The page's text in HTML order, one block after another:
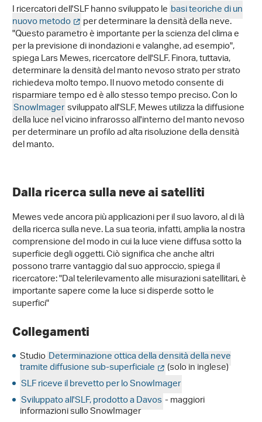
I ricercatori dell'SLF hanno sviluppato le basi teoriche di un
nuovo metodo per determinare la densità della neve.
"Questo parametro è importante per la scienza del clima e
per la previsione di inondazioni e valanghe, ad esempio",
spiega Lars Mewes, ricercatore dell'SLF. Finora, tuttavia,
determinare la densità del manto nevoso strato per strato
richiedeva molto tempo. Il nuovo metodo consente di
risparmiare tempo ed è allo stesso tempo preciso. Con lo
SnowImagersviluppato all'SLF, Mewes utilizza la diffusione
della luce nel vicino infrarosso all'interno del manto nevoso
per determinare un profilo ad alta risoluzione della densità
del manto.
Dalla ricerca sulla neve ai satelliti
Mewes vede ancora più applicazioni per il suo lavoro, al di là
della ricerca sulla neve. La sua teoria, infatti, amplia la nostra
comprensione del modo in cui la luce viene diffusa sotto la
superficie degli oggetti. Ciò significa che anche altri
possono trarre vantaggio dal suo approccio, spiega il
ricercatore: "Dal telerilevamento alle misurazioni satellitari, è
importante sapere come la luce si disperde sotto le
superfici"
Collegamenti
StudioDeterminazione ottica della densità della neve
tramite diffusione sub-superficiale
(solo in inglese)
SLF riceve il brevetto per lo SnowImager
Sviluppato all'SLF, prodotto a Davos- maggiori
informazioni sullo SnowImager